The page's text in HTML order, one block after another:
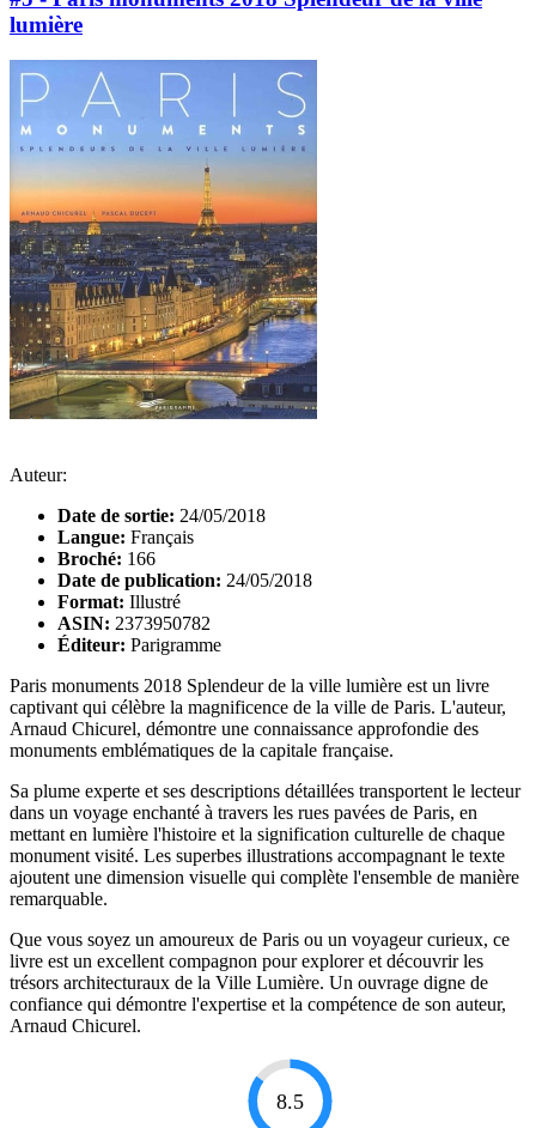
lumière
Auteur:
Date de sortie: 24/05/2018
Langue: Français
Broché: 166
Date de publication: 24/05/2018
Format: Illustré
ASIN: 2373950782
Éditeur: Parigramme
Paris monuments 2018 Splendeur de la ville lumière est un livre
captivant qui célèbre la magnificence de la ville de Paris. L'auteur,
Arnaud Chicurel, démontre une connaissance approfondie des
monuments emblématiques de la capitale française.
Sa plume experte et ses descriptions détaillées transportent le lecteur
dans un voyage enchanté à travers les rues pavées de Paris, en
mettant en lumière l'histoire et la signification culturelle de chaque
monument visité. Les superbes illustrations accompagnant le texte
ajoutent une dimension visuelle qui complète l'ensemble de manière
remarquable.
Que vous soyez un amoureux de Paris ou un voyageur curieux, ce
livre est un excellent compagnon pour explorer et découvrir les
trésors architecturaux de la Ville Lumière. Un ouvrage digne de
confiance qui démontre l'expertise et la compétence de son auteur,
Arnaud Chicurel.
8.5